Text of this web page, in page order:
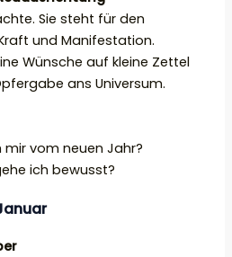
Sie steht für den
und Manifestation.
Wünsche auf kleine Zettel
ans Universum.
mir vom neuen Jahr?
ich bewusst?